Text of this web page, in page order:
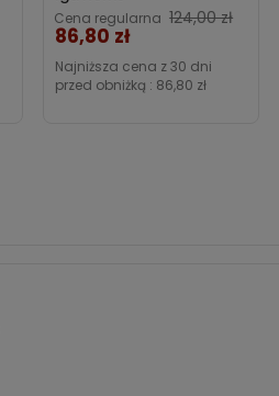
Cena regularna 124,00 zł
Cena
86,80 zł
Najniższa cena z 30 dni
przed obniżką : 86,80 zł